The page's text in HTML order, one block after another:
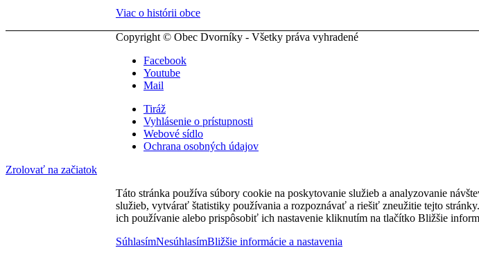
Viac o histórii obce
Copyright © Obec Dvorníky - Všetky práva vyhradené
Facebook
Youtube
Mail
Tiráž
Vyhlásenie o prístupnosti
Webové sídlo
Ochrana osobných údajov
Zrolovať na začiatok
Táto stránka používa súbory cookie na poskytovanie služieb a analyzovanie
služieb, vytvárať štatistiky používania a rozpoznávať a riešiť zneužitie tejto
ich používanie alebo prispôsobiť ich nastavenie kliknutím na tlačítko Bližšie
SúhlasímNesúhlasímBližšie informácie a nastavenia